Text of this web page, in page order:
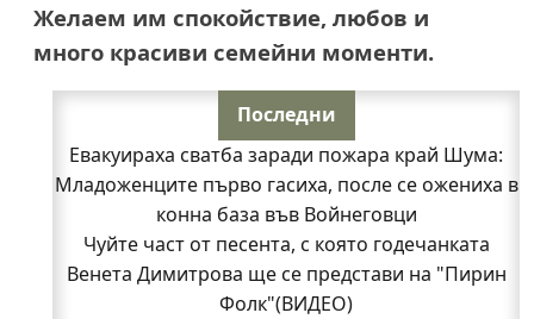
Желаем им спокойствие, любов и
много красиви семейни моменти.
Последни
Евакуираха сватба заради пожара край Шума:
Младоженците първо гасиха, после се ожениха в
конна база във Войнеговци
Чуйте част от песента, с която годечанката
Венета Димитрова ще се представи на "Пирин
Фолк"(ВИДЕО)